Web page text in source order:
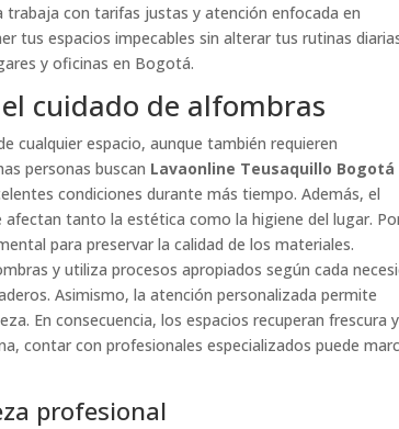
con tarifas justas y atención enfocada en
tus espacios impecables sin alterar tus rutinas
y oficinas en Bogotá.
cuidado de alfombras
cualquier espacio, aunque también requieren
personas buscan Lavaonline Teusaquillo Bogotá
condiciones durante más tiempo. Además, el
tanto la estética como la higiene del lugar.
para preservar la calidad de los materiales.
y utiliza procesos apropiados según cada
Asimismo, la atención personalizada permite
En consecuencia, los espacios recuperan frescura y
contar con profesionales especializados puede
profesional